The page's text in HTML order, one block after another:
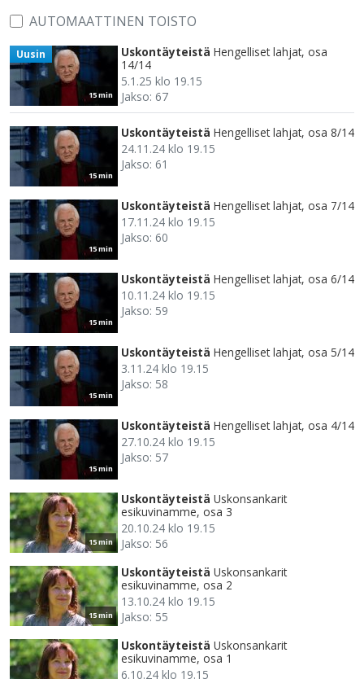
AUTOMAATTINEN TOISTO
15 min
Uusin Uskontäyteistä Hengelliset lahjat, osa
14/14
5.1.25 klo 19.15
Jakso: 67
15 min
Uskontäyteistä Hengelliset lahjat, osa 8/14
24.11.24 klo 19.15
Jakso: 61
15 min
Uskontäyteistä Hengelliset lahjat, osa 7/14
17.11.24 klo 19.15
Jakso: 60
15 min
Uskontäyteistä Hengelliset lahjat, osa 6/14
10.11.24 klo 19.15
Jakso: 59
15 min
Uskontäyteistä Hengelliset lahjat, osa 5/14
3.11.24 klo 19.15
Jakso: 58
15 min
Uskontäyteistä Hengelliset lahjat, osa 4/14
27.10.24 klo 19.15
Jakso: 57
15 min
Uskontäyteistä Uskonsankarit
esikuvinamme, osa 3
20.10.24 klo 19.15
Jakso: 56
15 min
Uskontäyteistä Uskonsankarit
esikuvinamme, osa 2
13.10.24 klo 19.15
Jakso: 55
Uskontäyteistä Uskonsankarit
esikuvinamme, osa 1
6.10.24 klo 19.15